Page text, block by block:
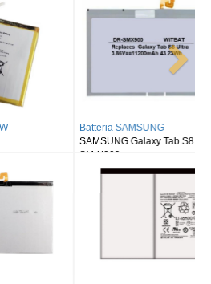
Batteria SAMSUNG
SAMSUNG Galaxy Tab S8 Ultra